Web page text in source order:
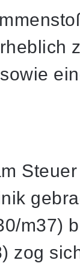
m37)
zog